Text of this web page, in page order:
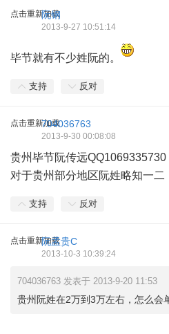
点击重新加载
阮钢
2013-9-27 10:51:14
毕节就有不少姓阮的。
支持 反对
点击重新加载704036763
2013-9-30 00:08:08
贵州毕节阮传远
对于贵州部分地区阮姓略知一
支持 反对
点击重新加载阮孟贵C
2013-10-3 10:39:24
704036763 发表于 2013-9-20 11:53
贵州阮姓在2万到3万左右，怎么会